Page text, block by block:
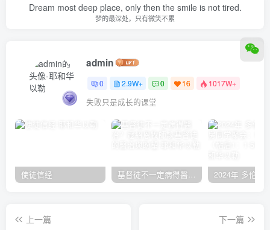
Dream most deep place, only then the smile is not tired.
梦的最深处，只有微笑不累
admin
0 2.9W+ 0 16 1017W+
失败只是成长的课堂
使徒信经 基督徒不一定病得醫治？寇紹恩牧師談基督徒的醫治與盼望
上一篇
下一篇